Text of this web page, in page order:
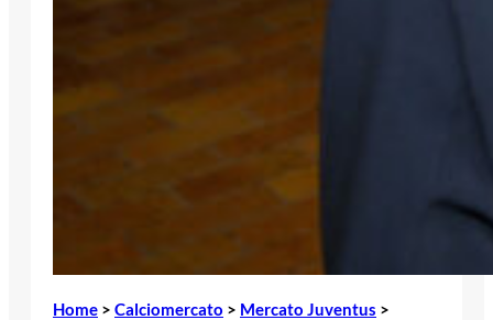
Home > Calciomercato > Mercato Juventus >